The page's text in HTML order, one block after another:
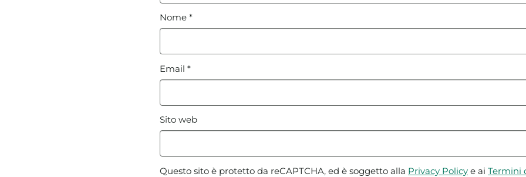
Nome *
Email *
Sito web
Questo sito è protetto da reCAPTCHA, ed è soggetto alla Privacy Policy e ai Termini